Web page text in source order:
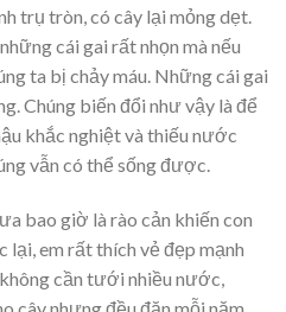
trụ tròn, có cây lại mỏng dẹt.
cái gai rất nhọn mà nếu
ta bị chảy máu. Những cái gai
Chúng biến đổi như vậy là để
khắc nghiệt và thiếu nước
vẫn có thể sống được.
bao giờ là rào cản khiến con
em rất thích vẻ đẹp mạnh
cần tưới nhiều nước,